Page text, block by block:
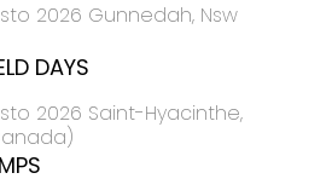
2026 Gunnedah, Nsw
DAYS
2026 Saint-Hyacinthe,